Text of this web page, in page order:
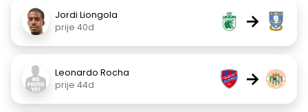
Jordi Liongola
prije 40d
→
Leonardo Rocha
prije 44d
→